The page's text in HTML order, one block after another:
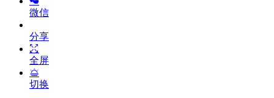
微信
分享
全屏
切换